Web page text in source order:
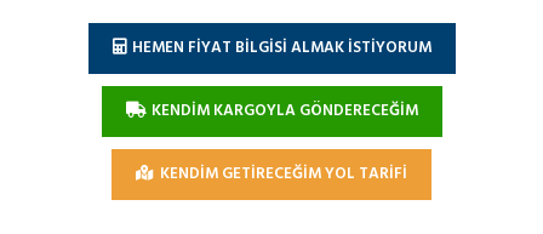
HEMEN FİYAT BİLGİSİ ALMAK İSTİYORUM
KENDİM KARGOYLA GÖNDERECEĞİM
KENDİM GETİRECEĞİM YOL TARİFİ